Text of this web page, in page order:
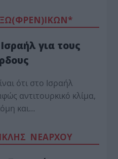
για τους
ότι στο Ισραήλ
αντιτουρκικό κλίμα,
και…
ΝΕΑΡΧΟΥ